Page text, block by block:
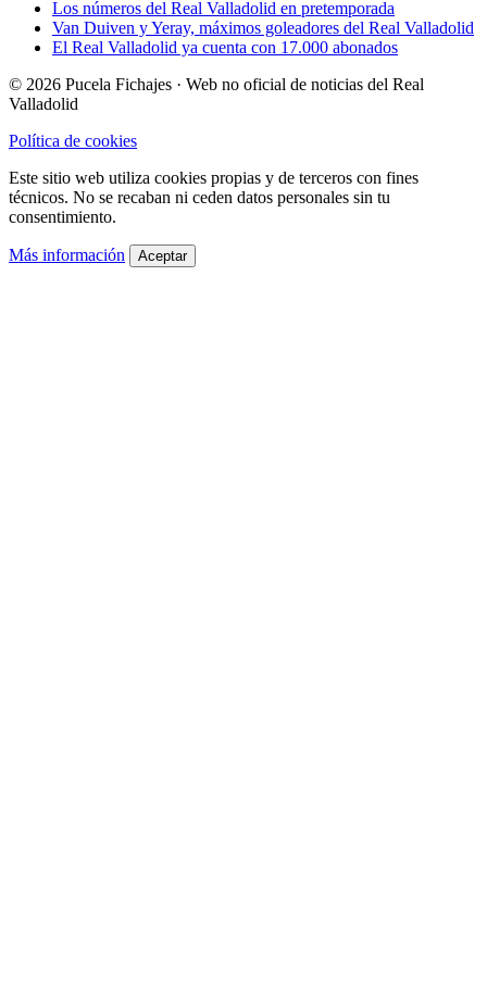
Los números del Real Valladolid en pretemporada
Van Duiven y Yeray, máximos goleadores del Real Valladolid
El Real Valladolid ya cuenta con 17.000 abonados
© 2026 Pucela Fichajes · Web no oficial de noticias del Real
Valladolid
Política de cookies
Este sitio web utiliza cookies propias y de terceros con fines
técnicos. No se recaban ni ceden datos personales sin tu
consentimiento.
Más información Aceptar